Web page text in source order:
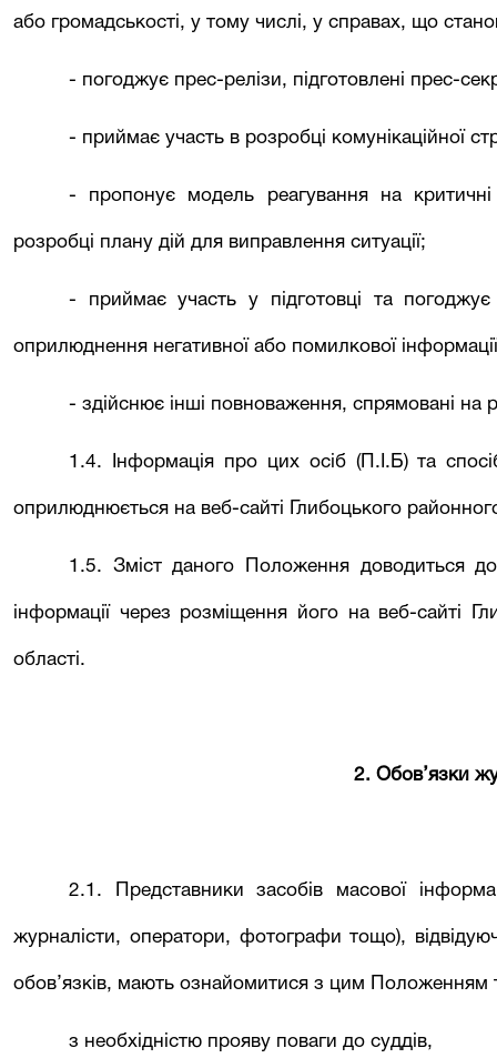
або громадськості, у тому числі, у справах, що
- погоджує прес-релізи, підготовлені прес-
- приймає участь в розробці комунікаційної
- пропонує модель реагування на
розробці плану дій для виправлення ситуації;
- приймає участь у підготовці та
оприлюднення негативної або помилкової
- здійснює інші повноваження, спрямовані на
1.4. Інформація про цих осіб (П.І.Б) та
оприлюднюється на веб-сайті Глибоцького
1.5. Зміст даного Положення доводиться до
інформації через розміщення його на веб-сайті
області.
2. Обов’язки
2.1. Представники засобів масової
журналісти, оператори, фотографи тощо),
обов’язків, мають ознайомитися з цим Положенням
з необхідністю прояву поваги до суддів,